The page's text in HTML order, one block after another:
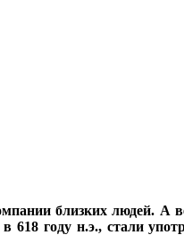
близких людей. А
году н.э., стали